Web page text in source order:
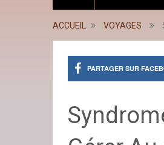
ACCUEIL VOYAGES
PARTAGER SUR